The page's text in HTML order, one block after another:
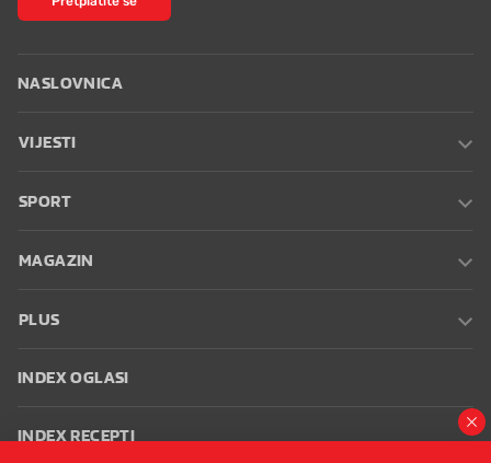
NASLOVNICA
VIJESTI
SPORT
MAGAZIN
PLUS
INDEX OGLASI
INDEX RECEPTI